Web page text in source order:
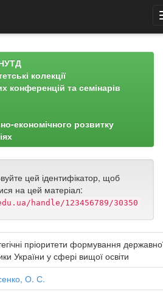
колекції
конференцій та семінарів
економічного розвитку
цей ідентифікатор, щоб
на цей матеріал:
handle/123456789/30350
пріоритети формування
України у сфері вищої освіти
О. С.